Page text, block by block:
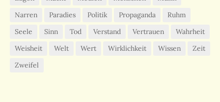
Narren
Paradies Politik Propaganda
Ruhm
Seele
Sinn Tod Verstand Vertrauen
Wahrheit
Weisheit
Welt Wert Wirklichkeit Wissen
Zeit
Zweifel